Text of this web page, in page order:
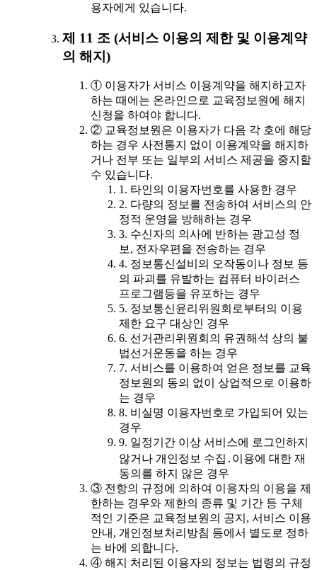
용자에게 있습니다.
제 11 조 (서비스 이용의 제한 및 이용계약
의 해지)
① 이용자가 서비스 이용계약을 해지하고자
하는 때에는 온라인으로 교육정보원에 해지
신청을 하여야 합니다.
② 교육정보원은 이용자가 다음 각 호에 해당
하는 경우 사전통지 없이 이용계약을 해지하
거나 전부 또는 일부의 서비스 제공을 중지할
수 있습니다.
1. 타인의 이용자번호를 사용한 경우
2. 다량의 정보를 전송하여 서비스의 안
정적 운영을 방해하는 경우
3. 수신자의 의사에 반하는 광고성 정
보, 전자우편을 전송하는 경우
4. 정보통신설비의 오작동이나 정보 등
의 파괴를 유발하는 컴퓨터 바이러스
프로그램등을 유포하는 경우
5. 정보통신윤리위원회로부터의 이용
제한 요구 대상인 경우
6. 선거관리위원회의 유권해석 상의 불
법선거운동을 하는 경우
7. 서비스를 이용하여 얻은 정보를 교육
정보원의 동의 없이 상업적으로 이용하
는 경우
8. 비실명 이용자번호로 가입되어 있는
경우
9. 일정기간 이상 서비스에 로그인하지
않거나 개인정보 수집․이용에 대한 재
동의를 하지 않은 경우
③ 전항의 규정에 의하여 이용자의 이용을 제
한하는 경우와 제한의 종류 및 기간 등 구체
적인 기준은 교육정보원의 공지, 서비스 이용
안내, 개인정보처리방침 등에서 별도로 정하
는 바에 의합니다.
④ 해지 처리된 이용자의 정보는 법령의 규정